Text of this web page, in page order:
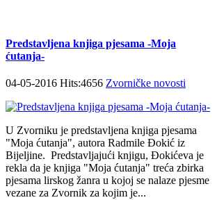
Predstavljena knjiga pjesama -Moja
ćutanja-
04-05-2016 Hits:4656 Zvorničke novosti
U Zvorniku je predstavljena knjiga pjesama
"Moja ćutanja", autora Radmile Đokić iz
Bijeljine. Predstavljajući knjigu, Đokićeva je
rekla da je knjiga "Moja ćutanja" treća zbirka
pjesama lirskog žanra u kojoj se nalaze pjesme
vezane za Zvornik za kojim je...